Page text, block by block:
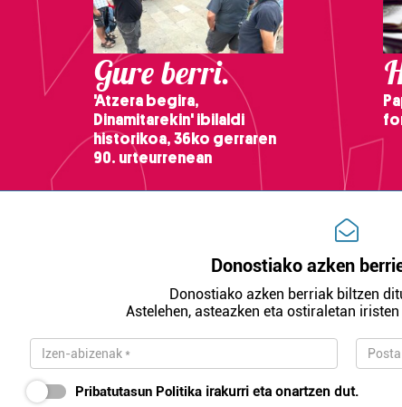
Gure berri.
'Atzera begira,
Dinamitarekin' ibilaldi
historikoa, 36ko gerraren
90. urteurrenean
Donostiako azken
Donostiako azken berriak biltzen
Astelehen, asteazken eta ostiraletan
Pribatutasun Politika irakurri eta onartzen dut.